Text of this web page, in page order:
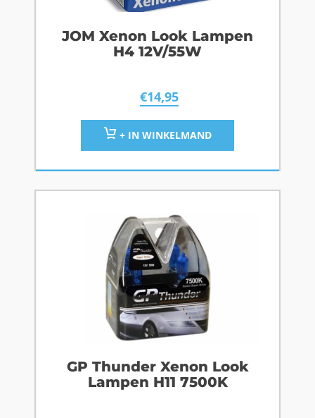
JOM Xenon Look Lampen
H4 12V/55W
€14,95
+ IN WINKELMAND
GP Thunder Xenon Look
Lampen H11 7500K